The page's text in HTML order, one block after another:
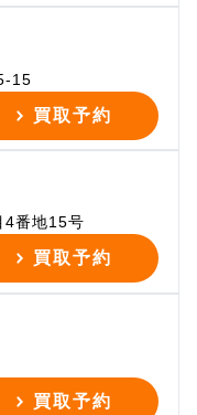
15
買取予約
4番地15号
買取予約
買取予約